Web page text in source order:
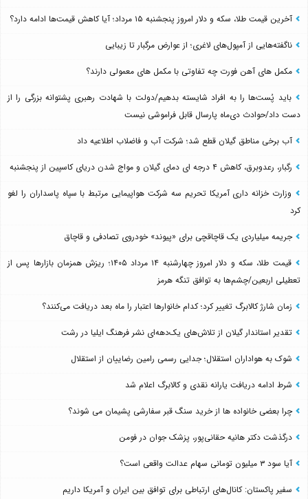
آخرین قیمت طلا، سکه و دلار امروز پنجشنبه ۱۵ مرداد؛ آیا کاهش قیمت‌ها ادامه دارد؟
ناگفته‌هایی از آمپول‌های لاغری؛ از عوارض مرگبار تا زیبایی
مکمل های آهن فورت چه تفاوتی با مکمل های معمولی دارند؟
باید پُست‌ها را به افراد شایسته بدهیم/دولت با شهادت رهبری پشتوانه بزرگی را از
دست داد/حوادث دی‌ماه پارسال قابل فراموشی نیست
آب برخی مناطق گیلان قطع شد؛ شرکت آب و فاضلاب اطلاعیه داد
رگبار، رعدوبرق، کاهش ۴ درجه ای دمای گیلان و مواج شدن دریای کاسپین از پنجشنبه
وزارت خزانه داری آمریکا تحریم سه شرکت هواپیمایی مرتبط با سپاه پاسداران را لغو
کرد
جریمه میلیاردی یک قاچاقچی برای «پیوند» خودروی تصادفی و قاچاق
قیمت طلا، سکه و دلار امروز چهارشنبه ۱۴ مرداد ۱۴۰۵؛ ریزش همزمان بازارها پس از
تعطیلی اربعین/چشم‌ها به توافق تنگه هرمز
زمان شارژ کالابرگ تغییر کرد؛ کدام خانوارها اعتبار را ماه بعد دریافت می‌کنند؟
تقدیر استاندار گیلان از تلاش‌های یک‌دهه‌ای نشر فرهنگ ایلیا در رشت
شوک به هواداران استقلال؛ جدایی رسمی رامین رضاییان از استقلال
شرط ادامه دریافت یارانه نقدی و کالابرگ اعلام شد
چرا بعضی خانواده ها از خرید سنگ قبر سفارشی پشیمان می شوند؟
درگذشت دکتر هانیه حقانی‌پور، پزشک جوان در فومن
آیا سود ۳ میلیون تومانی سهام عدالت واقعی است؟
سفیر پاکستان: کانال‌های ارتباطی برای توافق بین ایران و آمریکا داریم